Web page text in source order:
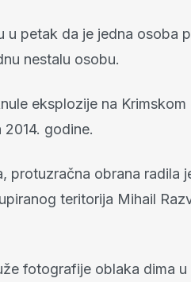
u petak da je jedna osoba
nestalu osobu.
eksplozije na
godine.
protuzračna obrana radila
teritorija Mihail
fotografije oblaka dima